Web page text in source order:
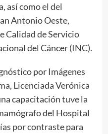
así como el del
Antonio Oeste,
Calidad de Servicio
del Cáncer (INC).
por Imágenes
Licenciada Verónica
capacitación tuve la
del Hospital
por contraste para